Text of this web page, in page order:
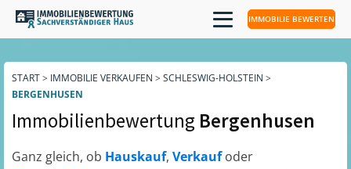
IMMOBILIE BEWERTEN
START> IMMOBILIE VERKAUFEN > SCHLESWIG-HOLSTEIN >
BERGENHUSEN
Immobilienbewertung Bergenhusen
Ganz gleich, ob Hauskauf, Verkaufoder